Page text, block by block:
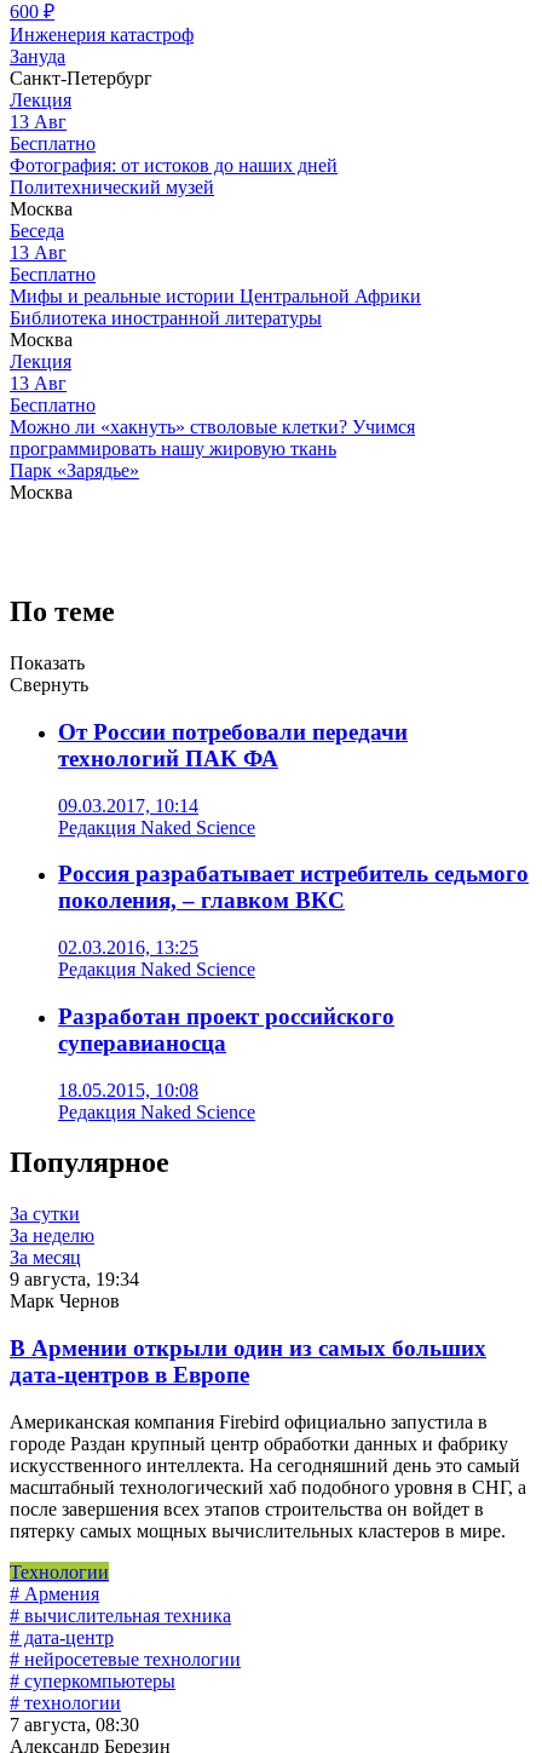
600 ₽
Инженерия катастроф
Зануда
Санкт-Петербург
Лекция
13 Авг
Бесплатно
Фотография: от истоков до наших дней
Политехнический музей
Москва
Беседа
13 Авг
Бесплатно
Мифы и реальные истории Центральной Африки
Библиотека иностранной литературы
Москва
Лекция
13 Авг
Бесплатно
Можно ли «хакнуть» стволовые клетки? Учимся
программировать нашу жировую ткань
Парк «Зарядье»
Москва
По теме
Показать
Свернуть
От России потребовали передачи
технологий ПАК ФА
09.03.2017, 10:14
Редакция Naked Science
Россия разрабатывает истребитель седьмого
поколения, – главком ВКС
02.03.2016, 13:25
Редакция Naked Science
Разработан проект российского
суперавианосца
18.05.2015, 10:08
Редакция Naked Science
Популярное
За сутки
За неделю
За месяц
9 августа, 19:34
Марк Чернов
В Армении открыли один из самых больших
дата-центров в Европе
Американская компания Firebird официально запустила в
городе Раздан крупный центр обработки данных и фабрику
искусственного интеллекта. На сегодняшний день это самый
масштабный технологический хаб подобного уровня в СНГ, а
после завершения всех этапов строительства он войдет в
пятерку самых мощных вычислительных кластеров в мире.
Технологии
# Армения
# вычислительная техника
# дата-центр
# нейросетевые технологии
# суперкомпьютеры
# технологии
7 августа, 08:30
Александр Березин